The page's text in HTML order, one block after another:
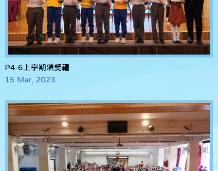
P4-6上學期頒獎禮
15 Mar, 2023